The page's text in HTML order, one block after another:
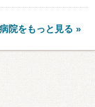
院をもっと見る »